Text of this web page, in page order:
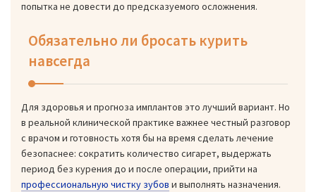
попытка не довести до предсказуемого осложнения.
Обязательно ли бросать курить
навсегда
Для здоровья и прогноза имплантов это лучший вариант. Но
в реальной клинической практике важнее честный разговор
с врачом и готовность хотя бы на время сделать лечение
безопаснее: сократить количество сигарет, выдержать
период без курения до и после операции, прийти на
профессиональную чистку зубов и выполнять назначения.